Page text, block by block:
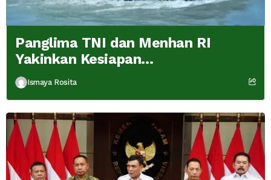
Panglima TNI dan Menhan RI
Yakinkan Kesiapan
Interoperabilitas TNI
Ismaya Rosita